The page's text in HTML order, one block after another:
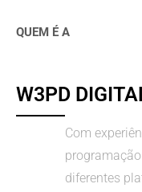
QUEM É A
W3PD
Com
diferentes